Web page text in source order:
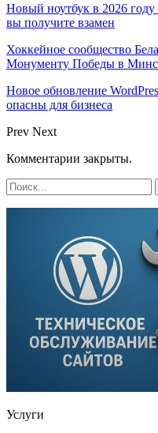
Новый ноутбук в 2026
вы получите взамен
Хоккейное сообщество
Монументу Победы в
Новое обновление
опасны для бизнеса
Prev Next
Комментарии закрыты.
Услуги